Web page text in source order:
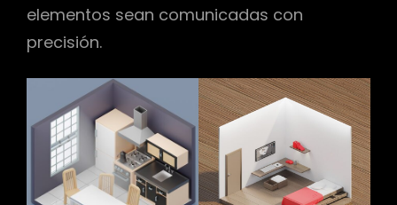
elementos sean comunicadas con
precisión.